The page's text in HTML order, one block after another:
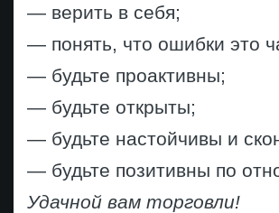
— верить в себя;
— понять, что ошибки это
— будьте проактивны;
— будьте открыты;
— будьте настойчивы и
— будьте позитивны по
Удачной вам торговли!